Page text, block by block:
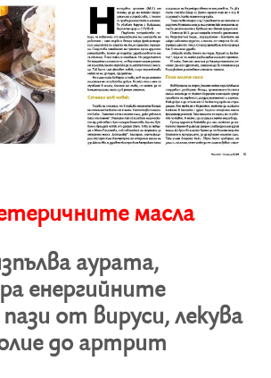
масла
аурата,
енергийните
от вируси, лекува
до артрит